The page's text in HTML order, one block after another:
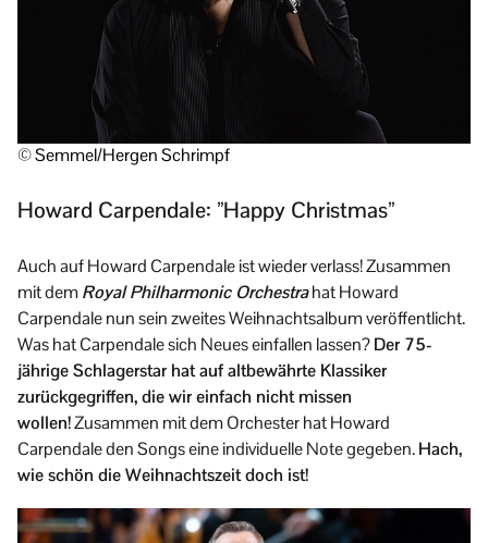
© Semmel/Hergen Schrimpf
Howard Carpendale: ”Happy Christmas”
Auch auf Howard Carpendale ist wieder verlass! Zusammen
mit demRoyal Philharmonic Orchestrahat Howard
Carpendale nun sein zweites Weihnachtsalbum veröffentlicht.
Was hat Carpendale sich Neues einfallen lassen?Der 75-
jährige Schlagerstar hat auf altbewährte Klassiker
zurückgegriffen, die wir einfach nicht missen
wollen!Zusammen mit dem Orchester hat Howard
Carpendale den Songs eine individuelle Note gegeben.Hach,
wie schön die Weihnachtszeit doch ist!